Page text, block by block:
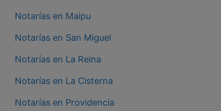
Notarías en Maipu
Notarías en San Miguel
Notarías en La Reina
Notarías en La Cisterna
Notarías en Providencia